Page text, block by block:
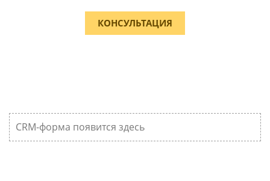
КОНСУЛЬТАЦИЯ
CRM-форма появится здесь